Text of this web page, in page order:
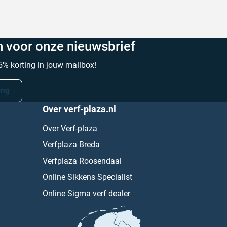
voor onze nieuwsbrief
korting in jouw mailbox!
Over verf-plaza.nl
Over Verf-plaza
Verfplaza Breda
Verfplaza Roosendaal
Online Sikkens Specialist
Online Sigma verf dealer